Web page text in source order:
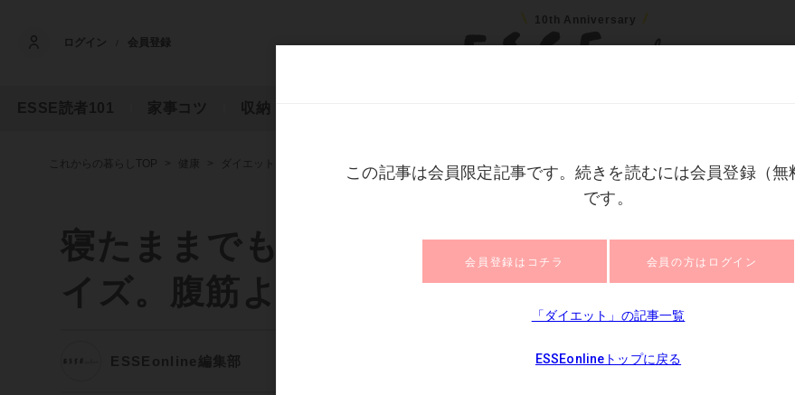
ログイン 会員登録
10th Anniversary
これからの暮らしTOP 健康 ダイエット 寝たままでも、1日1分でもOKのやせエクササイズ。腹筋より効果的
寝たままでも、1日1分でもOKのやせエクササ
イズ。腹筋より効果的
ESSEonline編集部